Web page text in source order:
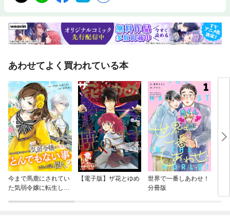
あわせてよく買われている本
今まで馬鹿にされてい
た気弱令嬢に転生した
【電子版】ザ花とゆめ
世界で一番しあわせ！
分冊版